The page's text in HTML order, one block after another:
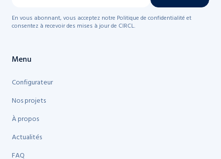
En vous abonnant, vous acceptez notre Politique de confidentialité et
consentez à recevoir des mises à jour de CIRCL.
Menu
Configurateur
Nos projets
À propos
Actualités
FAQ